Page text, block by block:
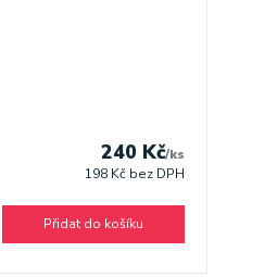
240 Kč/ks
198 Kč bez DPH
Přidat do košíku